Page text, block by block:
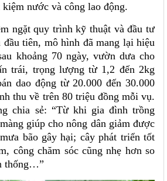
nước và công lao động.
ngặt quy trình kỹ thuật và đầu tư
tiên, mô hình đã mang lại hiệu
khoảng 70 ngày, vườn dưa cho
trái, trọng lượng từ 1,2 đến 2kg
dao động từ 20.000 đến 30.000
thu về trên 80 triệu đồng mỗi vụ.
chia sẻ: “Từ khi gia đình trồng
giúp cho nông dân giảm được
bão gây hại; cây phát triển tốt
công chăm sóc cũng nhẹ hơn so
thống…”